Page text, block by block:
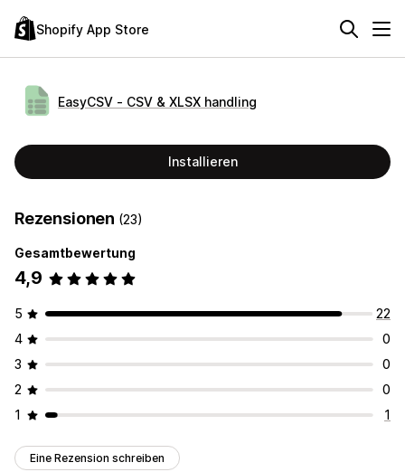
Shopify App Store
EasyCSV ‑ CSV & XLSX handling
Installieren
Rezensionen (23)
Gesamtbewertung
4,9
5
22
4
0
3
0
2
0
1
1
Eine Rezension schreiben